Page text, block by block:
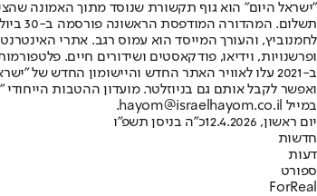
"ישראל היום" הוא גוף תקשורת שנוסד מתוך האמונה
ופרשנויות, וידיאו, פודקאסטים ושידורים חיים.
ב-2021 עלו לאוויר האתר החדש והיישומון החדש
ואפשר לקבל אותם גם בניוזלטר. מועדון ההטבות
במייל hayom@israelhayom.co.il.
יום ראשון, 12.4.2026
כ"ה בניסן תשפ"ו
חדשות
דעות
ספורט
ForReal